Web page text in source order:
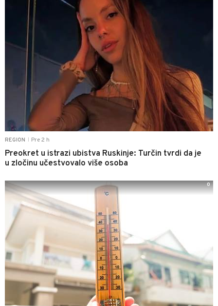
REGION Pre 2 h
Preokret u istrazi ubistva Ruskinje: Turčin tvrdi da je
u zločinu učestvovalo više osoba
0